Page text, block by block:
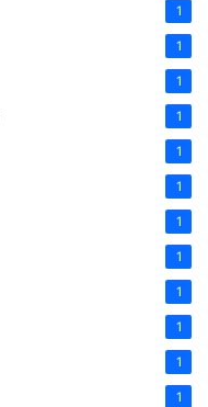
1
1
1
1
1
1
1
1
1
1
1
1